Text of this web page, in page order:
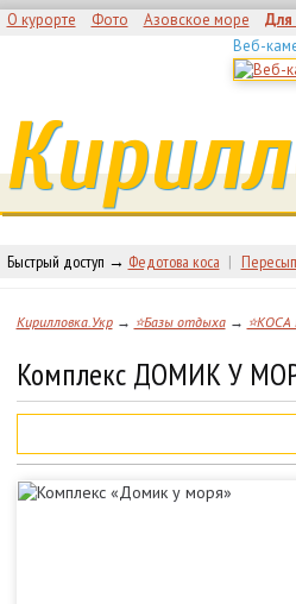
О курорте Фото Азовское море Для
Веб-
Быстрый доступ → Федотова коса |
Кирилловка.Укр→ ⭐Базы отдыха→
Комплекс ДОМИК У